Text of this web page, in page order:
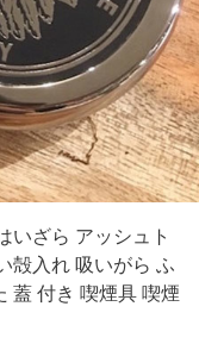
いざら アッシュト
殻入れ 吸いがら ふ
蓋 付き 喫煙具 喫煙